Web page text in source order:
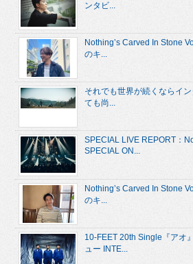
ンタビ...
Nothing’s Carved In Stone
のキ...
それでも世界が続くならイ
ても尚...
SPECIAL LIVE REPORT：
SPECIAL ON...
Nothing’s Carved In Stone
のキ...
10-FEET 20th Single『アオ
ュー INTE...